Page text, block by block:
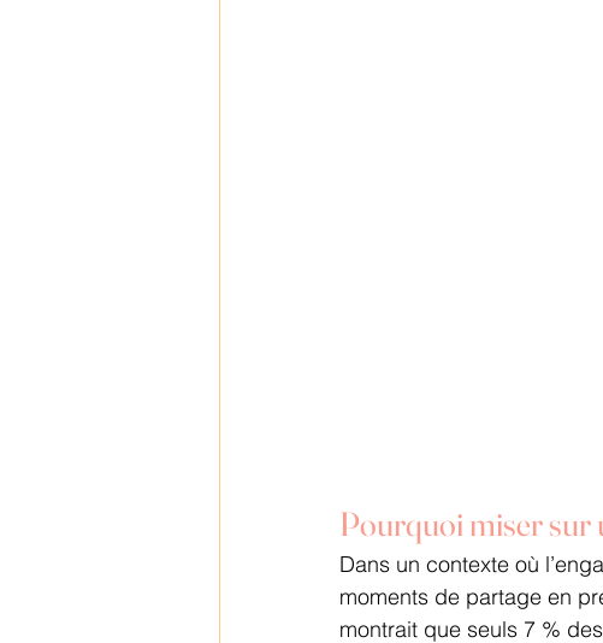
Pourquoi miser sur
Dans un contexte où
moments de partage en
montrait que seuls 7 %